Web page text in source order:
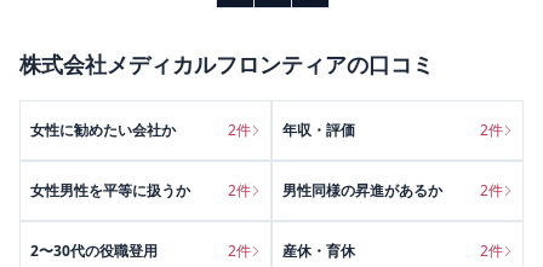
株式会社メディカルフロンティアの口コミ
女性に勧めたい会社か 2件 年収・評価 2件
女性男性を平等に扱うか 2件 男性同様の昇進があるか 2件
2〜30代の役職登用 2件 産休・育休 2件